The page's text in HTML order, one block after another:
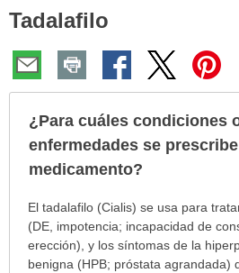
aquí:
Tadalafilo
¿Para cuáles condiciones
enfermedades se
medicamento?
¿Para
cuáles
condiciones
El tadalafilo (Cialis) se usa para
(DE, impotencia; incapacidad de
erección), y los síntomas de la
benigna (HPB; próstata agrandada)